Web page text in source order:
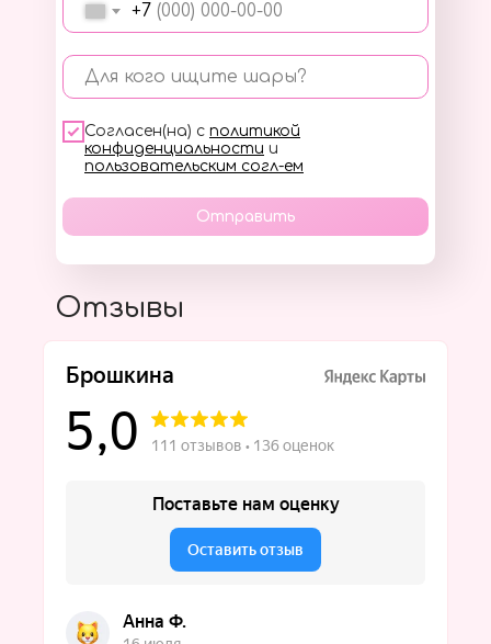
+7
Для кого ищите шары?
Согласен(на) с политикой
конфиденциальности и
пользовательским согл-ем
Отправить
Отзывы